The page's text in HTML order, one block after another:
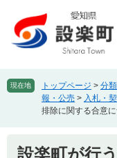
頭
で
飛
ば
現在地 トップページ > 分
報・公売 > 入札・
排除に関する合意
設楽町が行